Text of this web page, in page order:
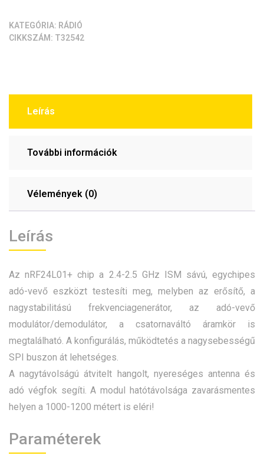
KATEGÓRIA: RÁDIÓ
CIKKSZÁM: T32542
Leírás
További információk
Vélemények (0)
Leírás
Az nRF24L01+ chip a 2.4-2.5 GHz ISM sávú, egychipes
adó-vevő eszközt testesíti meg, melyben az erősítő, a
nagystabilitású frekvenciagenerátor, az adó-vevő
modulátor/demodulátor, a csatornaváltó áramkör is
megtalálható. A konfigurálás, működtetés a nagysebességű
SPI buszon át lehetséges.
A nagytávolságú átvitelt hangolt, nyereséges antenna és
adó végfok segíti. A modul hatótávolsága zavarásmentes
helyen a 1000-1200 métert is eléri!
Paraméterek